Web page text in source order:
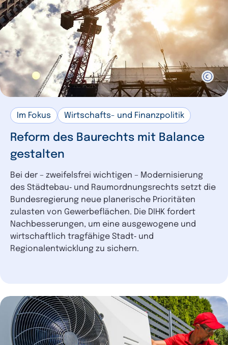
Im Fokus Wirtschafts- und Finanzpolitik
Reform des Baurechts mit Balance
gestalten
Bei der – zweifelsfrei wichtigen – Modernisierung
des Städtebau‑ und Raumordnungsrechts setzt die
Bundesregierung neue planerische Prioritäten
zulasten von Gewerbeflächen. Die DIHK fordert
Nachbesserungen, um eine ausgewogene und
wirtschaftlich tragfähige Stadt‑ und
Regionalentwicklung zu sichern.